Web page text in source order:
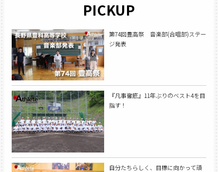
PICKUP
第74回豊高祭 音楽部(合唱部)ステー
ジ発表
『凡事徹底』11年ぶりのベスト4を目
指す！
自分たちらしく、目標に向かって頑